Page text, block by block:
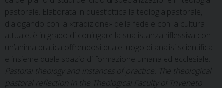
pastorale. Elaborata in quest’ottica la teologia pastorale,
dialogando con la «tradizione» della fede e con la cultura
attuale, è in grado di co­niugare la sua istanza riflessiva con
un’anima pratica offrendosi quale luogo di analisi scientifi­ca
e insieme quale spazio di formazione umana ed ecclesiale.
Pastoral theology and instances of practice. The theological
pastoral reflection in the Theological Faculty of Triveneto